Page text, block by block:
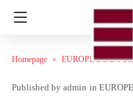
Homepage EUROPE DE
admin in